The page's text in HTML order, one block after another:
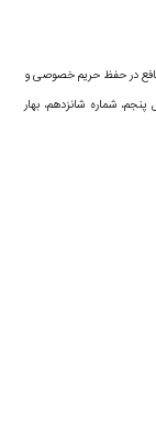
۱۳۹۰٫ «تعارض و توازن منافع در حفظ حریم خصوصی و
شماره شانزدهم، بهار